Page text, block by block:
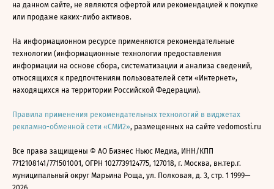
на данном сайте, не являются офертой или рекомендацией к покупке
или продаже каких-либо активов.
На информационном ресурсе применяются рекомендательные
технологии (информационные технологии предоставления
информации на основе сбора, систематизации и анализа сведений,
относящихся к предпочтениям пользователей сети «Интернет»,
находящихся на территории Российской Федерации).
Правила применения рекомендательных технологий в виджетах
рекламно-обменной сети «СМИ2», размещенных на сайте vedomosti.ru
Все права защищены © АО Бизнес Ньюс Медиа, ИНН/КПП
7712108141/771501001, ОГРН 1027739124775, 127018, г. Москва, вн.тер.г.
муниципальный округ Марьина Роща, ул. Полковая, д. 3, стр. 1 1999—